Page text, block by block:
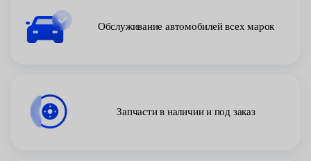
Обслуживание автомобилей всех марок
Запчасти в наличии и под заказ